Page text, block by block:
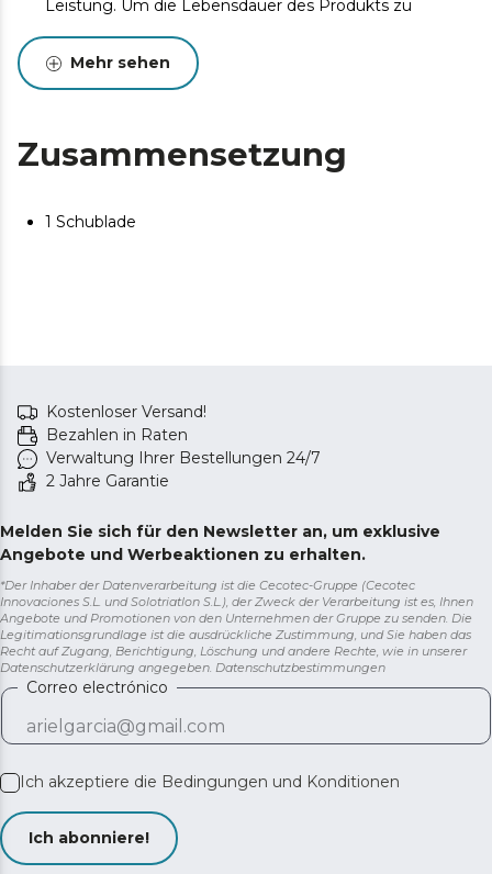
Leistung. Um die Lebensdauer des Produkts zu
Mehr sehen
Zusammensetzung
1 Schublade
Kostenloser Versand!
Bezahlen in Raten
Verwaltung Ihrer Bestellungen 24/7
2 Jahre Garantie
Melden Sie sich für den Newsletter an, um exklusive
Angebote und Werbeaktionen zu erhalten.
*Der Inhaber der Datenverarbeitung ist die Cecotec-Gruppe (Cecotec
Innovaciones S.L. und Solotriatlon S.L.), der Zweck der Verarbeitung ist es, Ihnen
Angebote und Promotionen von den Unternehmen der Gruppe zu senden. Die
Legitimationsgrundlage ist die ausdrückliche Zustimmung, und Sie haben das
Recht auf Zugang, Berichtigung, Löschung und andere Rechte, wie in unserer
Datenschutzerklärung angegeben. Datenschutzbestimmungen
Correo electrónico
Ich akzeptiere die Bedingungen und Konditionen
Ich abonniere!